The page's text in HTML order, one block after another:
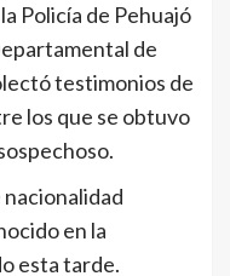
Policía de Pehuajó
de
testimonios de
los que se obtuvo
nacionalidad
en la
esta tarde.